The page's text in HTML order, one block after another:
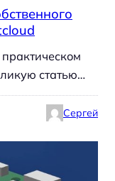
статью…
Сергей